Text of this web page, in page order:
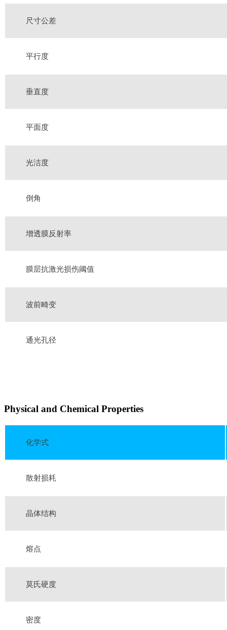
尺寸公差
平行度
垂直度
平面度
光洁度
倒角
增透膜反射率
膜层抗激光损伤阈值
波前畸变
通光孔径
Physical and Chemical Properties
化学式
散射损耗
晶体结构
熔点
莫氏硬度
密度